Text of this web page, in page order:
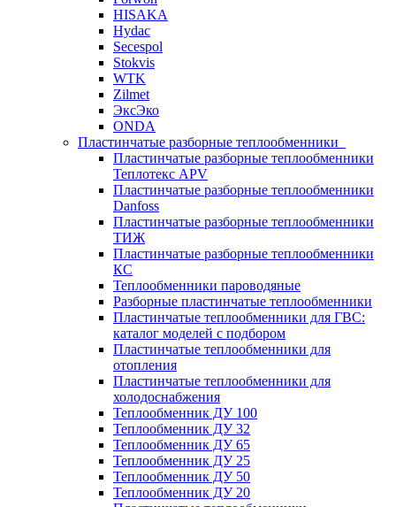
HISAKA
Hydac
Secespol
Stokvis
WTK
Zilmet
ЭксЭко
ONDA
Пластинчатые разборные теплообменники
Пластинчатые разборные теплообменники
Теплотекс APV
Пластинчатые разборные теплообменники
Danfoss
Пластинчатые разборные теплообменники
ТИЖ
Пластинчатые разборные теплообменники
КC
Теплообменники пароводяные
Разборные пластинчатые теплообменники
Пластинчатые теплообменники для ГВС:
каталог моделей с подбором
Пластинчатые теплообменники для
отопления
Пластинчатые теплообменники для
холодоснабжения
Теплообменник ДУ 100
Теплообменник ДУ 32
Теплообменник ДУ 65
Теплообменник ДУ 25
Теплообменник ДУ 50
Теплообменник ДУ 20